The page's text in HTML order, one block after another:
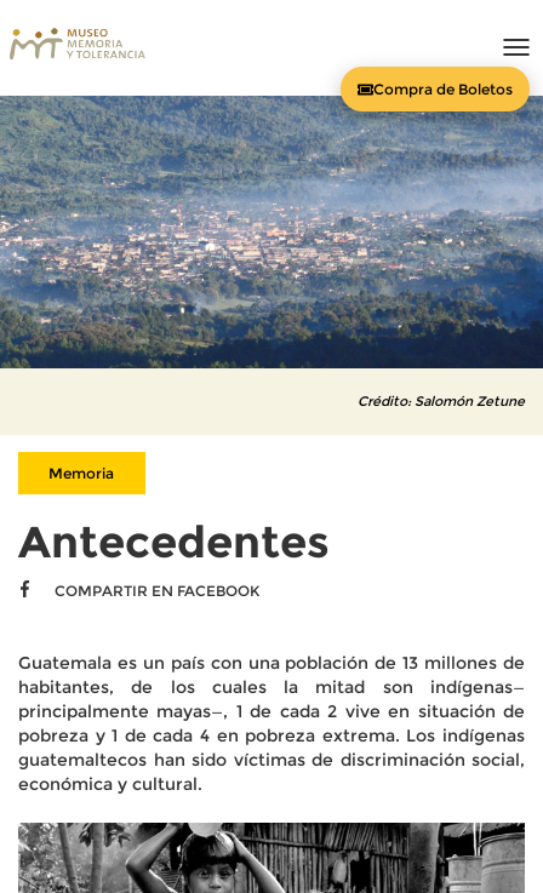
Crédito: Salomón Zetune
Memoria
Antecedentes
COMPARTIR EN FACEBOOK
Guatemala es un país con una población de 13 millones de
habitantes, de los cuales la mitad son indígenas—
principalmente mayas—, 1 de cada 2 vive en situación de
pobreza y 1 de cada 4 en pobreza extrema. Los indígenas
guatemaltecos han sido víctimas de discriminación social,
económica y cultural.
Compra de Boletos